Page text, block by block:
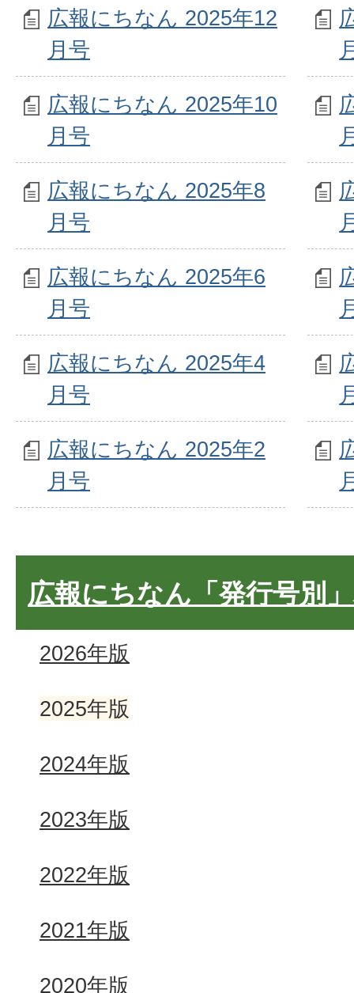
広報にちなん 2025年12
月号
広報にちなん 2025年10
月号
広報にちなん 2025年8
月号
広報にちなん 2025年6
月号
広報にちなん 2025年4
月号
広報にちなん 2025年2
月号
広報にちなん「発行号別
2026年版
2025年版
2024年版
2023年版
2022年版
2021年版
2020年版